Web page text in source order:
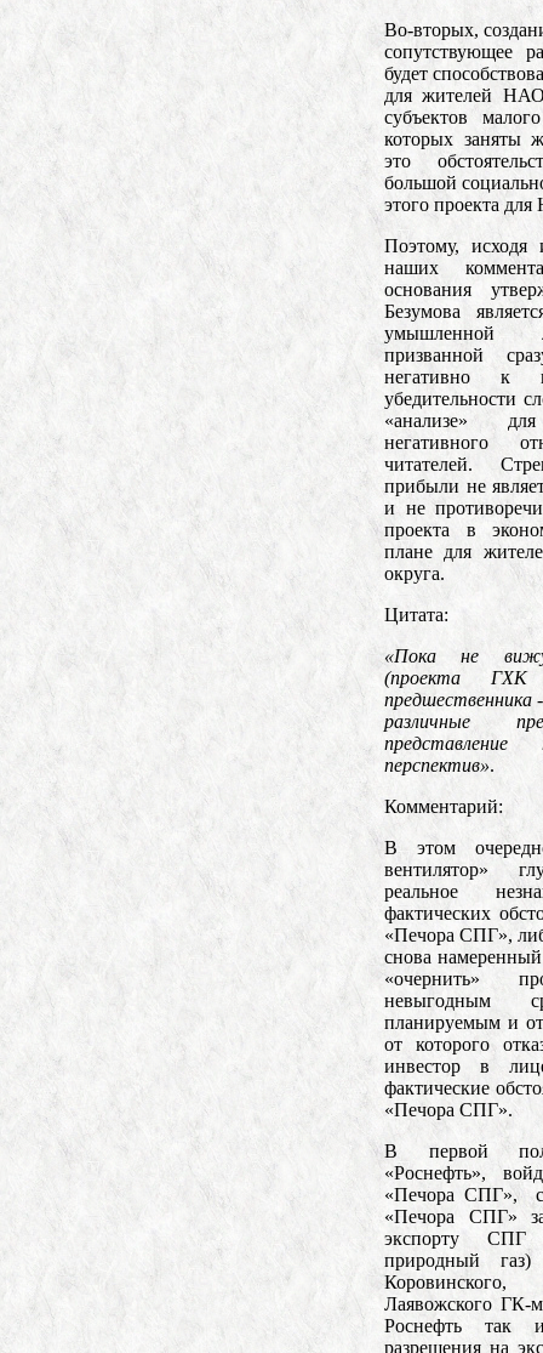
Во-вторых,
сопутствующее
будет
для жителей
субъектов
которых заняты
это
большой
этого проекта для
Поэтому,
наших
основания
Безумова
умышленной
призванной
негативно к
убедительности
«анализе»
негативного
читателей.
прибыли не
и не
проекта в
плане для
округа.
Цитата:
«Пока не вижу
(проекта
различные
перспектив».
Комментарий:
В этом
вентилятор»
реальное
фактических
«Печора СПГ»,
снова
«очернить»
невыгодным
планируемым и
от которого
инвестор в
фактические
«Печора СПГ».
В первой
«Роснефть»,
«Печора СПГ»,
«Печора СПГ»
экспорту
природный
Лаявожского
Роснефть так
разрешения на